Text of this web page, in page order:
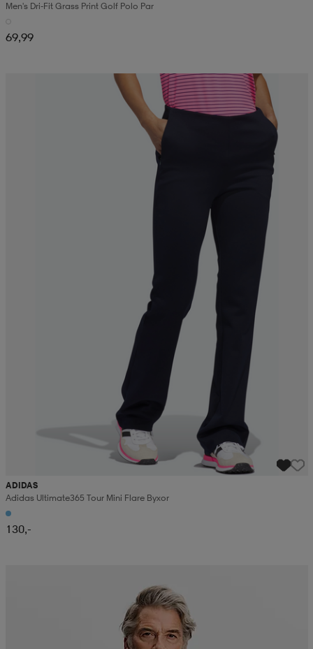
Men's Dri-Fit Grass Print Golf Polo Par
69,99
ADIDAS
Adidas Ultimate365 Tour Mini Flare Byxor
130,-